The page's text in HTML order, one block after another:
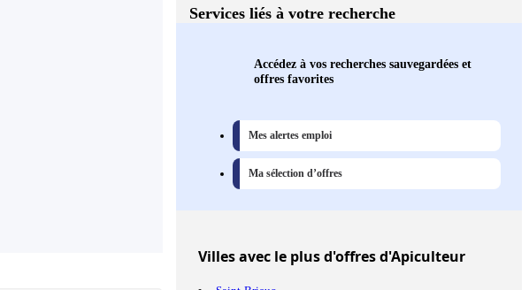
Services liés à votre recherche
Accédez à vos recherches sauvegardées et
offres favorites
Mes alertes emploi
Ma sélection d’offres
Villesavec le plus d'offres d'Apiculteur